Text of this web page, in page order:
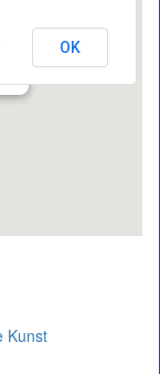
OK
Kunst